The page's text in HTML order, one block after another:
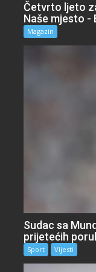
Četvrto ljeto
Naše mjesto -
Magazin
Sudac sa
prijetećih
Sport Vijesti